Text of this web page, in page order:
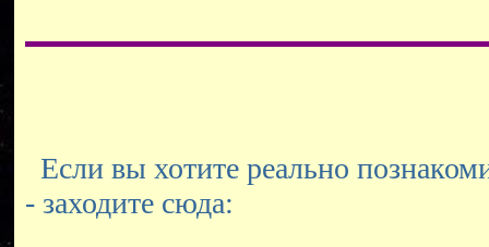
Если вы хотите реально
- заходите сюда: